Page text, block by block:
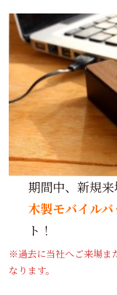
期間中、新規
木製モバイル
ト！
※過去に当社へご来場ま
なります。